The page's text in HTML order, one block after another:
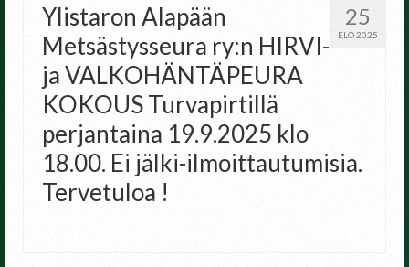
25
ELO 2025
Ylistaron Alapään
Metsästysseura ry:n HIRVI-
ja VALKOHÄNTÄPEURA
KOKOUS Turvapirtillä
perjantaina 19.9.2025 klo
18.00. Ei jälki-ilmoittautumisia.
Tervetuloa !